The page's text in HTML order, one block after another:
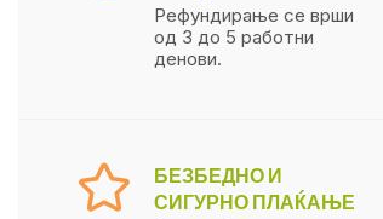
Рефундирање се врши
од 3 до 5 работни
денови.
БЕЗБЕДНО И
СИГУРНО ПЛАЌАЊЕ